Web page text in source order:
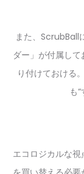
また、ScrubBall
ダー」が付属し
り付けておける
も
エコロジカルな